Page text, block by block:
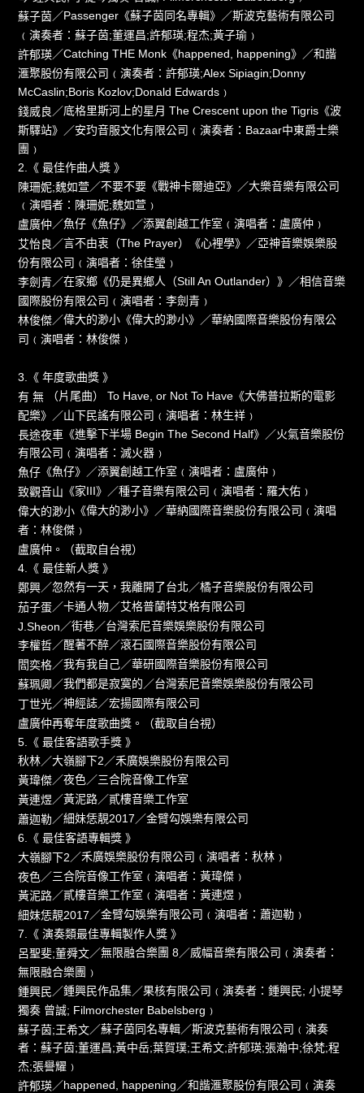
蘇子茵／Passenger《蘇子茵同名專輯》／斯波克藝術有限公司
﹙演奏者：蘇子茵;董運昌;許郁瑛;程杰;黃子瑜﹚
許郁瑛／Catching THE Monk《happened, happening》／和諧
滙聚股份有限公司﹙演奏者：許郁瑛;Alex Sipiagin;Donny
McCaslin;Boris Kozlov;Donald Edwards﹚
錢威良 ／底格里斯河上的星月 The Crescent upon the Tigris《波
斯驛站》／安玓音服文化有限公司﹙演奏者：Bazaar中東爵士樂
團﹚
2.《 最佳作曲人獎 》
陳珊妮;魏如萱／不要不要《戰神卡爾迪亞》／大樂音樂有限公司
﹙演唱者：陳珊妮;魏如萱﹚
盧廣仲／魚仔《魚仔》／添翼創越工作室﹙演唱者：盧廣仲﹚
艾怡良 ／言不由衷（The Prayer）《心裡學》／亞神音樂娛樂股
份有限公司﹙演唱者：徐佳瑩﹚
李劍青／在家鄉《仍是異鄉人（Still An Outlander）》／相信音樂
國際股份有限公司﹙演唱者：李劍青﹚
林俊傑／偉大的渺小《偉大的渺小》／華納國際音樂股份有限公
司﹙演唱者：林俊傑﹚
3.《 年度歌曲獎 》
有 無
（片尾曲） To Have, or Not To Have《大佛普拉斯的電影
配樂》／山下民謠有限公司﹙演唱者：林生祥﹚
長途夜車 《進擊下半場 Begin The Second Half》／火氣音樂股份
有限公司﹙演唱者：滅火器﹚
魚仔 《魚仔》／添翼創越工作室﹙演唱者：盧廣仲﹚
致觀音山 《家III》／種子音樂有限公司﹙演唱者：羅大佑﹚
偉大的渺小 《偉大的渺小》／華納國際音樂股份有限公司﹙演唱
者：林俊傑﹚
盧廣仲。（截取自台視）
4.《 最佳新人獎 》
鄭興／忽然有一天，我離開了台北／橘子音樂股份有限公司
茄子蛋／卡通人物／艾格普蘭特艾格有限公司
J.Sheon ／街巷／台灣索尼音樂娛樂股份有限公司
李權哲／醒著不醉／滾石國際音樂股份有限公司
閻奕格／我有我自己／華研國際音樂股份有限公司
蘇珮卿 ／我們都是寂寞的／台灣索尼音樂娛樂股份有限公司
丁世光／神經誌／宏揚國際有限公司
盧廣仲再奪年度歌曲獎。（截取自台視）
5.《 最佳客語歌手獎 》
秋林／大嶺腳下2／禾廣娛樂股份有限公司
黃瑋傑／夜色／三合院音像工作室
黃連煜／黃泥路／貳樓音樂工作室
蕭迦勒 ／細妹恁靚2017／金臂勾娛樂有限公司
6.《 最佳客語專輯獎 》
大嶺腳下2 ／禾廣娛樂股份有限公司﹙演唱者：秋林﹚
夜色／三合院音像工作室﹙演唱者：黃瑋傑﹚
黃泥路／貳樓音樂工作室﹙演唱者：黃連煜﹚
細妹恁靚2017／金臂勾娛樂有限公司﹙演唱者：蕭迦勒﹚
7.《 演奏類最佳專輯製作人獎 》
呂聖斐;董舜文／無限融合樂團 8／威幅音樂有限公司﹙演奏者：
無限融合樂團﹚
鍾興民 ／鍾興民作品集／果核有限公司﹙演奏者：鍾興民; 小提琴
獨奏 曾誠; Filmorchester Babelsberg﹚
蘇子茵;王希文／蘇子茵同名專輯／斯波克藝術有限公司﹙演奏
者：蘇子茵;董運昌;黃中岳;葉賀璞;王希文;許郁瑛;張瀚中;徐梵;程
杰;張譽耀﹚
許郁瑛／happened, happening／和諧滙聚股份有限公司﹙演奏